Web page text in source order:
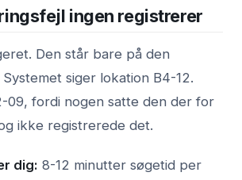
ingen registrerer
Den står bare på den
siger lokation B4-12.
09, fordi nogen satte den der for
ikke registrerede det.
dig: 8-12 minutter søgetid per